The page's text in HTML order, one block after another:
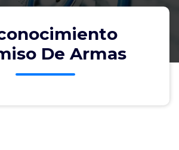
De Armas